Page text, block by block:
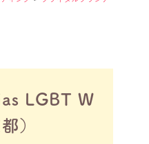
LGBT W
）